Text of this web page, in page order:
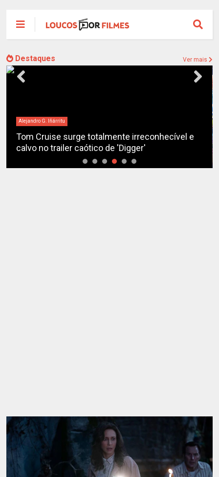
Destaques Ver mais
Alejandro G. Iñárritu
Tom Cruise surge totalmente irreconhecível e
calvo no trailer caótico de 'Digger'